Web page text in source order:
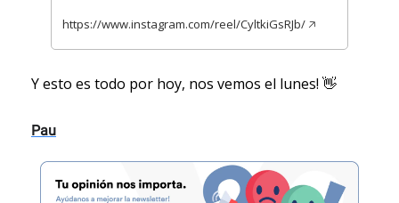
https://www.instagram.com/reel/CyltkiGsRJb/ 🡥
Y esto es todo por hoy, nos vemos el lunes! 👋
Pau